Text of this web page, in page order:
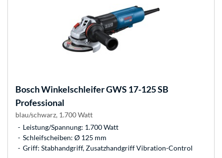
BoschWinkelschleifer GWS 17-125 SB
Professional
blau/schwarz, 1.700 Watt
Leistung/Spannung: 1.700 Watt
Schleifscheiben: Ø 125 mm
Griff: Stabhandgriff, Zusatzhandgriff Vibration-Control